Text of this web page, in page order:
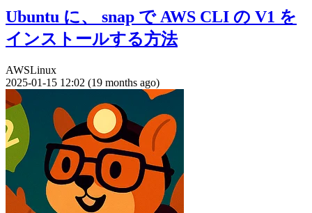
Ubuntu に、 snap で AWS CLI の V1 を
インストールする方法
AWSLinux
2025-01-15 12:02 (19 months ago)